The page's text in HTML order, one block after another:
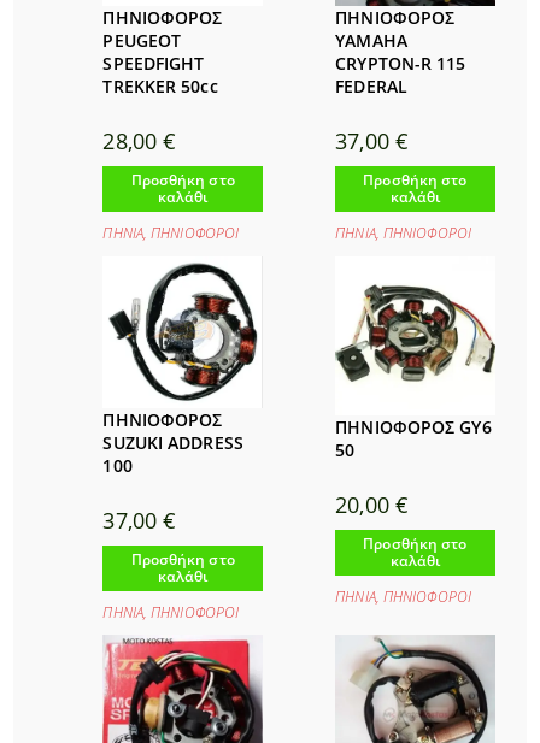
ΠΗΝΙΟΦΟΡΟΣ
PEUGEOT
SPEEDFIGHT
TREKKER 50cc
28,00€
Προσθήκη στο
καλάθι
ΠΗΝΙΑ,ΠΗΝΙΟΦΟΡΟΙ
ΠΗΝΙΟΦΟΡΟΣ
YAMAHA
CRYPTON-R 115
FEDERAL
37,00 €
Προσθήκη στο
καλάθι
ΠΗΝΙΑ, ΠΗΝΙΟΦΟΡΟΙ
ΠΗΝΙΟΦΟΡΟΣ
SUZUKI ADDRΕSS
100
37,00€
Προσθήκη στο
καλάθι
ΠΗΝΙΑ,ΠΗΝΙΟΦΟΡΟΙ
ΠΗΝΙΟΦΟΡΟΣ GY6
50
20,00 €
Προσθήκη στο
καλάθι
ΠΗΝΙΑ, ΠΗΝΙΟΦΟΡΟΙ